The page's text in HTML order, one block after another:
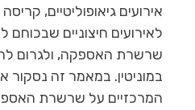
אירועים גיאופוליטיים,
לאירועים חיצוניים שבכוחם
שרשרת האספקה, ולגרום
במוניטין. במאמר זה נסקור
המרכזיים על שרשרת